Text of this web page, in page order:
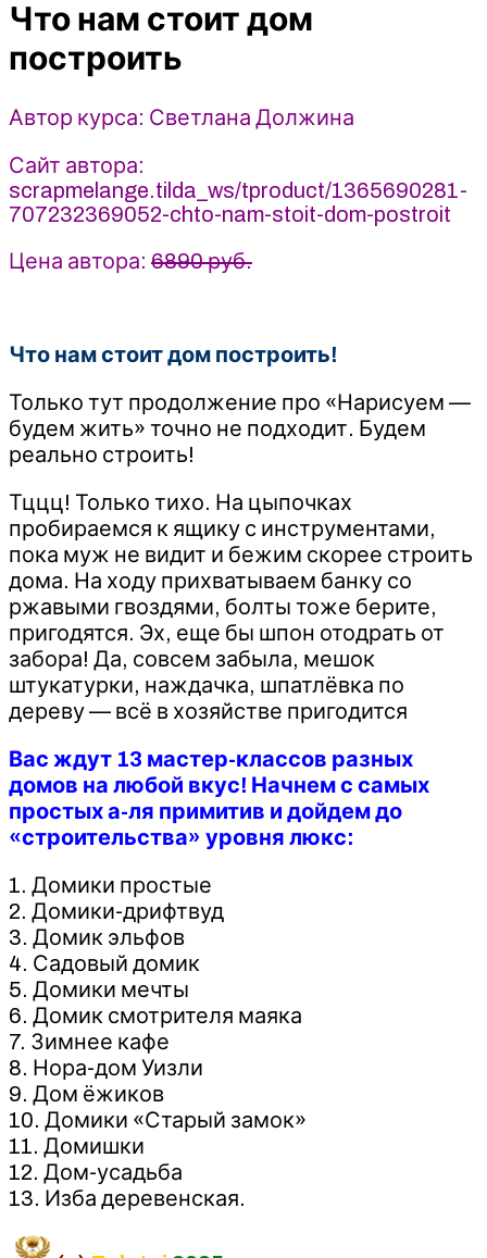
построить
Светлана
(2025)
Melange
Что нам стоит дом
построить
Автор курса: Светлана Должина
Сайт автора:
scrapmelange.tilda_ws/tproduct/1365690281-
707232369052-chto-nam-stoit-dom-postroit
Цена автора: 6890 руб.
Что нам стоит дом построить!
Только тут продолжение про «Нарисуем —
будем жить» точно не подходит. Будем
реально строить!
Тццц! Только тихо. На цыпочках
пробираемся к ящику с инструментами,
пока муж не видит и бежим скорее строить
дома. На ходу прихватываем банку со
ржавыми гвоздями, болты тоже берите,
пригодятся. Эх, еще бы шпон отодрать от
забора! Да, совсем забыла, мешок
штукатурки, наждачка, шпатлёвка по
дереву — всё в хозяйстве пригодится
Вас ждут 13 мастер-классов разных
домов на любой вкус! Начнем с самых
простых а-ля примитив и дойдем до
«строительства» уровня люкс:
1. Домики простые
2. Домики-дрифтвуд
3. Домик эльфов
4. Садовый домик
5. Домики мечты
6. Домик смотрителя маяка
7. Зимнее кафе
8. Нора-дом Уизли
9. Дом ёжиков
10. Домики «Старый замок»
11. Домишки
12. Дом-усадьба
13. Изба деревенская.